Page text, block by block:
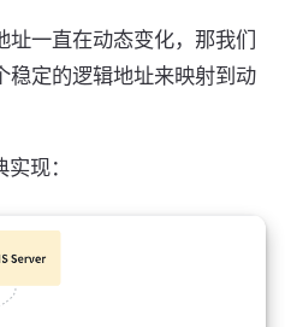
址一直在动态变化，那我们
稳定的逻辑地址来映射到动
现：